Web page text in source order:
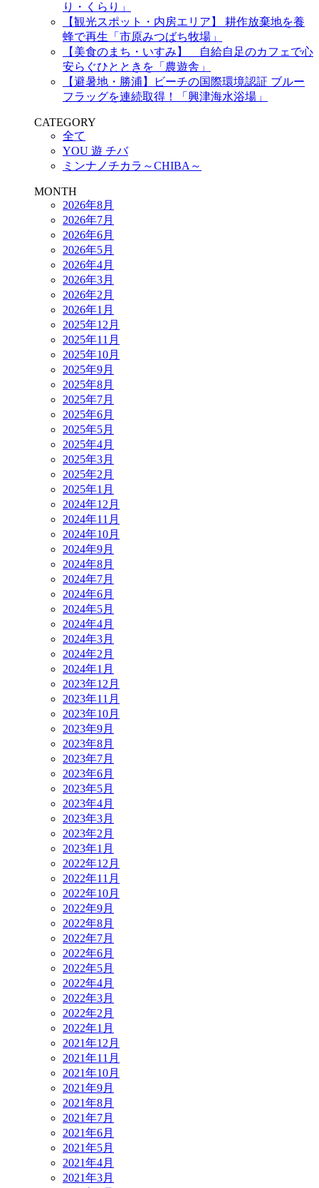
り・くらり」
【観光スポット・内房エリア】 耕作放棄地を養
蜂で再生「市原みつばち牧場」
【美食のまち・いすみ】 自給自足のカフェで心
安らぐひとときを「農遊舎」
【避暑地・勝浦】ビーチの国際環境認証 ブルー
フラッグを連続取得！「興津海水浴場」
CATEGORY
全て
YOU 遊 チバ
ミンナノチカラ～CHIBA～
MONTH
2026年8月
2026年7月
2026年6月
2026年5月
2026年4月
2026年3月
2026年2月
2026年1月
2025年12月
2025年11月
2025年10月
2025年9月
2025年8月
2025年7月
2025年6月
2025年5月
2025年4月
2025年3月
2025年2月
2025年1月
2024年12月
2024年11月
2024年10月
2024年9月
2024年8月
2024年7月
2024年6月
2024年5月
2024年4月
2024年3月
2024年2月
2024年1月
2023年12月
2023年11月
2023年10月
2023年9月
2023年8月
2023年7月
2023年6月
2023年5月
2023年4月
2023年3月
2023年2月
2023年1月
2022年12月
2022年11月
2022年10月
2022年9月
2022年8月
2022年7月
2022年6月
2022年5月
2022年4月
2022年3月
2022年2月
2022年1月
2021年12月
2021年11月
2021年10月
2021年9月
2021年8月
2021年7月
2021年6月
2021年5月
2021年4月
2021年3月